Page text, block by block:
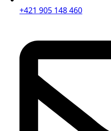
+421 905 148 460